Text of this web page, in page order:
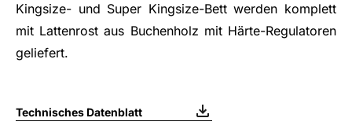
Kingsize- und Super Kingsize-Bett werden komplett
mit Lattenrost aus Buchenholz mit Härte-Regulatoren
geliefert.
Technisches Datenblatt